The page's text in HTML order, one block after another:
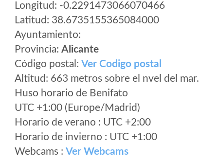
Longitud: -0.2291473066070466
Latitud: 38.6735155365084000
Ayuntamiento:
Provincia: Alicante
Código postal: Ver Codigo postal
Altitud: 663 metros sobre el nvel del mar.
Huso horario de Benifato
UTC +1:00 (Europe/Madrid)
Horario de verano : UTC +2:00
Horario de invierno : UTC +1:00
Webcams : Ver Webcams